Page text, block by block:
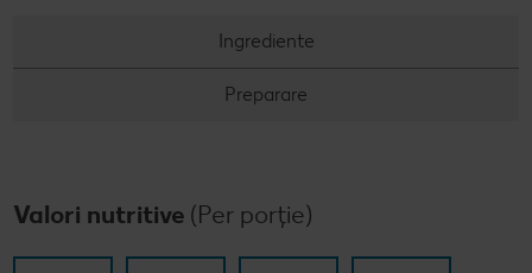
Ingrediente
Preparare
Valori nutritive (Per porție)